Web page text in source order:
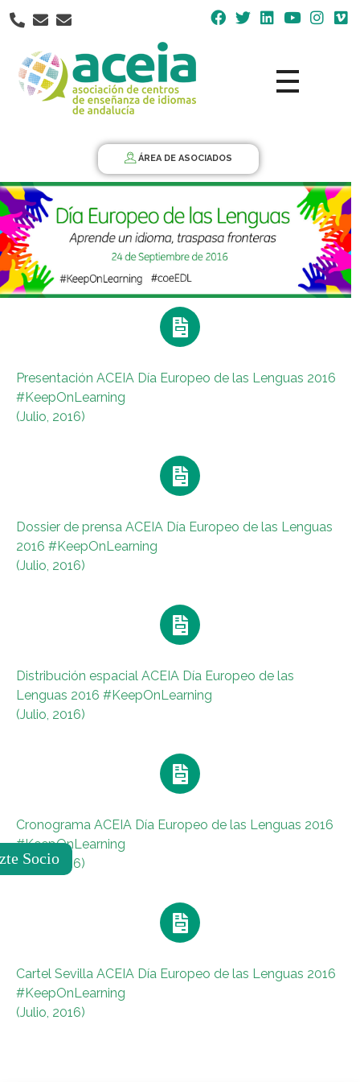
Nota:
este
web
incluye
ÁREA DE ASOCIADOS
Presentación ACEIA Día Europeo de las Lenguas 2016
#KeepOnLearning
(Julio, 2016)
Dossier de prensa ACEIA Día Europeo de las Lenguas
2016 #KeepOnLearning
(Julio, 2016)
Distribución espacial ACEIA Día Europeo de las
Lenguas 2016 #KeepOnLearning
(Julio, 2016)
Cronograma ACEIA Día Europeo de las Lenguas 2016
#KeepOnLearning
(Julio, 2016)
Cartel Sevilla ACEIA Día Europeo de las Lenguas 2016
#KeepOnLearning
(Julio, 2016)
Socio